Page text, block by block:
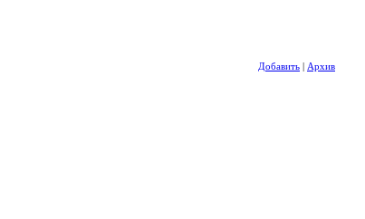
Добавить Архив